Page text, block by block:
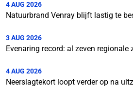
4 AUG 2026
Natuurbrand Venray blijft lastig te
3 AUG 2026
Evenaring record: al zeven regionale
4 AUG 2026
Neerslagtekort loopt verder op na